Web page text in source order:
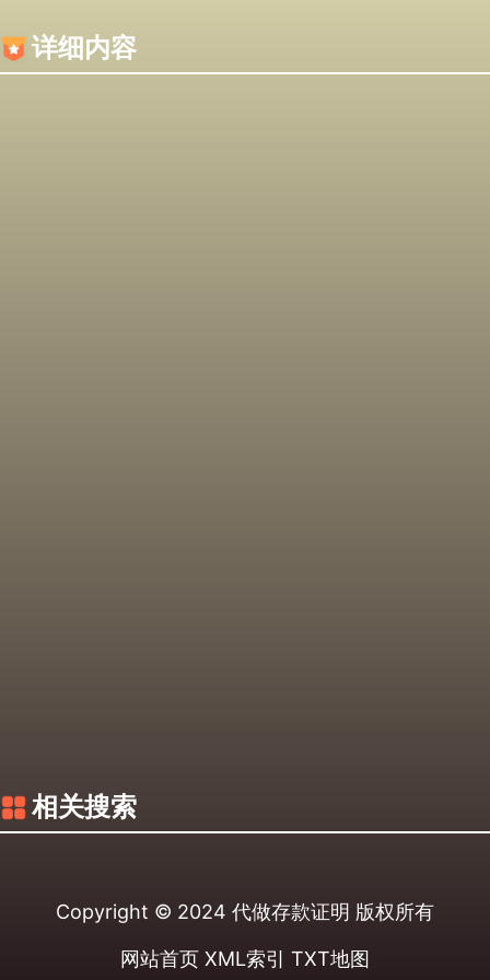
详细内容
相关搜索
Copyright © 2024 代做存款证明 版权所有
网站首页 XML索引 TXT地图